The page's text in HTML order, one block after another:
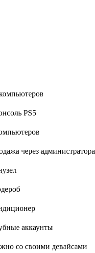
PS5
через администратора
аккаунты
со своими девайсами